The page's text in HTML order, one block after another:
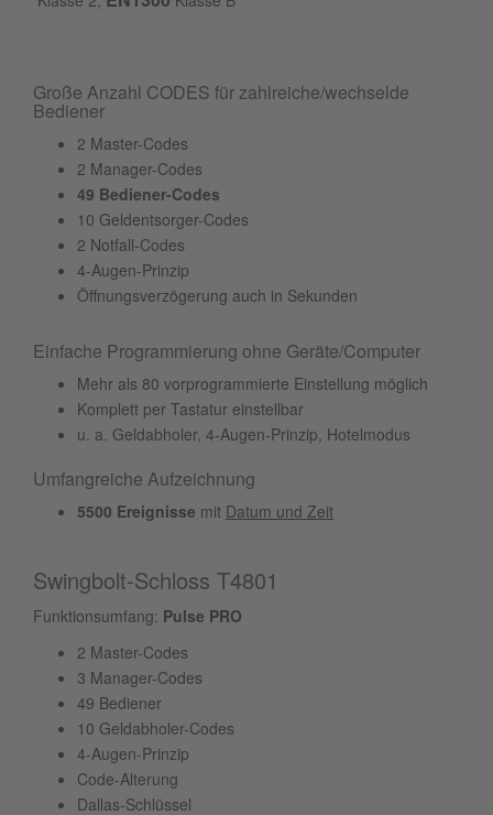
Große Anzahl CODES für zahlreiche/wechselde
Bediener
2 Master-Codes
2 Manager-Codes
49 Bediener-Codes
10 Geldentsorger-Codes
2 Notfall-Codes
4-Augen-Prinzip
Öffnungsverzögerung auch in Sekunden
Einfache Programmierung ohne Geräte/Computer
Mehr als 80 vorprogrammierte Einstellung möglich
Komplett per Tastatur einstellbar
u. a. Geldabholer, 4-Augen-Prinzip, Hotelmodus
Umfangreiche Aufzeichnung
5500 Ereignisse mit Datum und Zeit
Swingbolt-Schloss T4801
Funktionsumfang: Pulse PRO
2 Master-Codes
3 Manager-Codes
49 Bediener
10 Geldabholer-Codes
4-Augen-Prinzip
Code-Alterung
Dallas-Schlüssel